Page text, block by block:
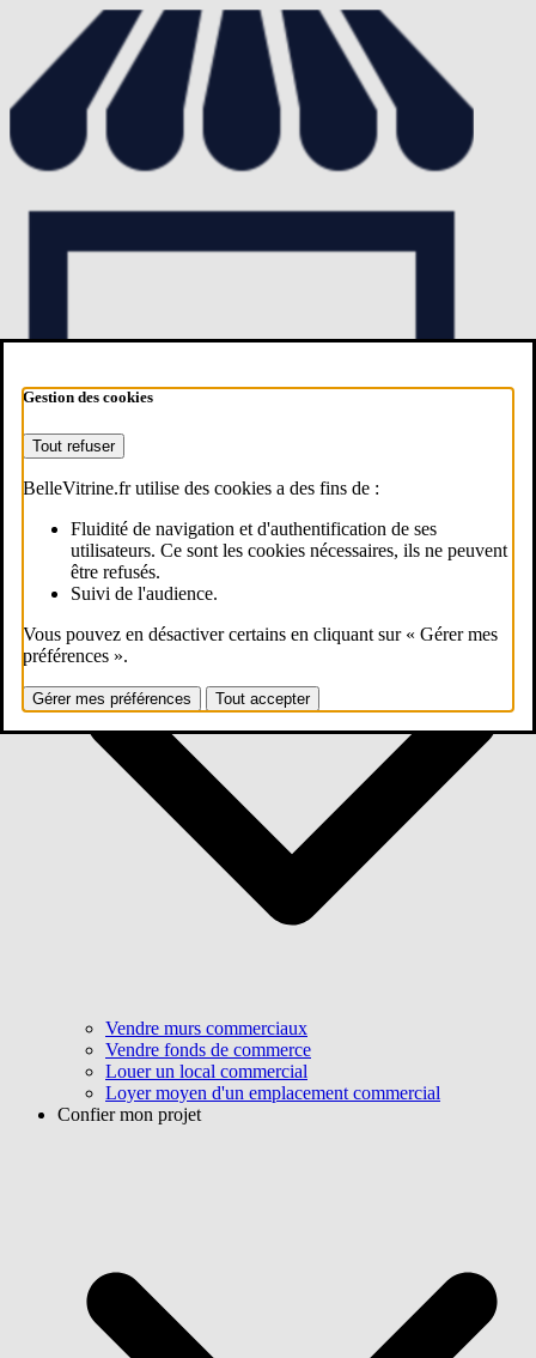
Gestion des cookies
Tout refuser
BelleVitrine.fr utilise des cookies a des fins de :
Fluidité de navigation et d'authentification de ses
utilisateurs. Ce sont les cookies nécessaires, ils ne peuvent
être refusés.
Suivi de l'audience.
Vous pouvez en désactiver certains en cliquant sur « Gérer mes
préférences ».
Gérer mes préférences Tout accepter
Estimer mon commerce
Vendre murs commerciaux
Vendre fonds de commerce
Louer un local commercial
Loyer moyen d'un emplacement commercial
Confier mon projet